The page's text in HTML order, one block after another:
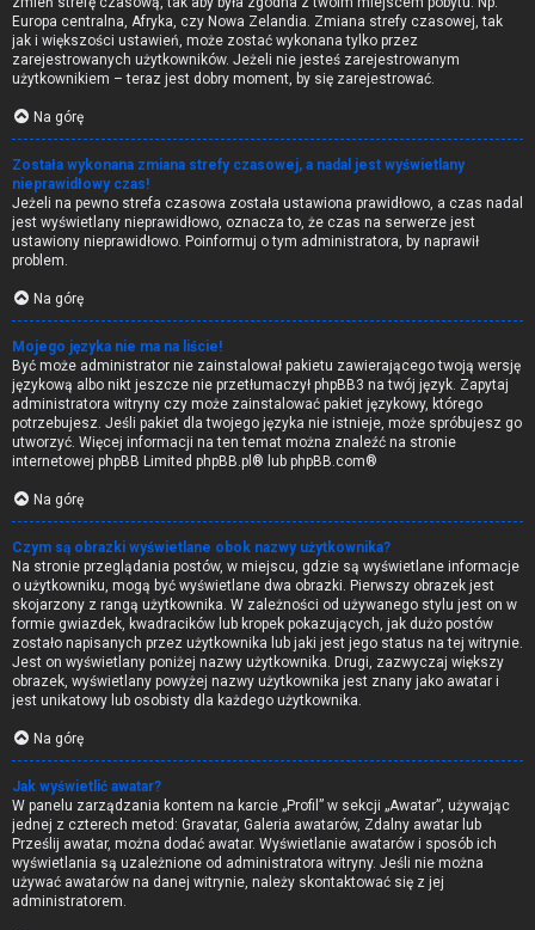
Europa centralna, Afryka, czy Nowa Zelandia. Zmiana strefy czasowej, tak
jak i większości ustawień, może zostać wykonana tylko przez
zarejestrowanych użytkowników. Jeżeli nie jesteś zarejestrowanym
użytkownikiem – teraz jest dobry moment, by się zarejestrować.
Na górę
Została wykonana zmiana strefy czasowej, a nadal jest wyświetlany
nieprawidłowy czas!
Jeżeli na pewno strefa czasowa została ustawiona prawidłowo, a czas nadal
jest wyświetlany nieprawidłowo, oznacza to, że czas na serwerze jest
ustawiony nieprawidłowo. Poinformuj o tym administratora, by naprawił
problem.
Na górę
Mojego języka nie ma na liście!
Być może administrator nie zainstalował pakietu zawierającego twoją wersję
językową albo nikt jeszcze nie przetłumaczył phpBB3 na twój język. Zapytaj
administratora witryny czy może zainstalować pakiet językowy, którego
potrzebujesz. Jeśli pakiet dla twojego języka nie istnieje, może spróbujesz go
utworzyć. Więcej informacji na ten temat można znaleźć na stronie
internetowej phpBB Limited phpBB.pl ® lub phpBB.com®
Na górę
Czym są obrazki wyświetlane obok nazwy użytkownika?
Na stronie przeglądania postów, w miejscu, gdzie są wyświetlane informacje
o użytkowniku, mogą być wyświetlane dwa obrazki. Pierwszy obrazek jest
skojarzony z rangą użytkownika. W zależności od używanego stylu jest on w
formie gwiazdek, kwadracików lub kropek pokazujących, jak dużo postów
zostało napisanych przez użytkownika lub jaki jest jego status na tej witrynie.
Jest on wyświetlany poniżej nazwy użytkownika. Drugi, zazwyczaj większy
obrazek, wyświetlany powyżej nazwy użytkownika jest znany jako awatar i
jest unikatowy lub osobisty dla każdego użytkownika.
Na górę
Jak wyświetlić awatar?
W panelu zarządzania kontem na karcie „Profil” w sekcji „Awatar”, używając
jednej z czterech metod: Gravatar, Galeria awatarów, Zdalny awatar lub
Prześlij awatar, można dodać awatar. Wyświetlanie awatarów i sposób ich
wyświetlania są uzależnione od administratora witryny. Jeśli nie można
używać awatarów na danej witrynie, należy skontaktować się z jej
administratorem.